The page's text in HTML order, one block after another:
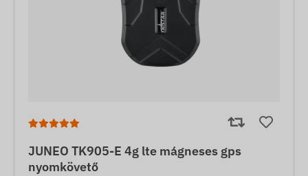
JUNEO TK905-E 4g lte mágneses gps
nyomkövető